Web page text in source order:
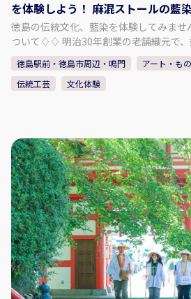
を体験しよう！ 麻混ストールの藍
徳島の伝統文化、藍染を体験してみませんか？ ♢♢長
ついて♢♢ 明治30年創業の老舗織元で、
まで全工程を一貫作業で手掛けておりま
「阿波しじら織」という生地の製造に加
っております。 中でも天然の阿波藍染め
は「阿波正藍しじら織」と称され、伝
だけの麻混ストールを染め上げる事がで
見学にお越し下さい。 - - - - - - - - - - - プラン内容 - - - - - - - - -
- - - - - 麻混ストール（1枚）の藍染体験 ・通気性の良い、夏
や普段使いにぴったりの生地です。 ・
めることができます。 ・思い通りの模
るよう、スタッフが丁寧にレクチャー
がった作品は、当日お持ち帰りいただけます。 「阿
織」工場内見学 ・伝統工芸品「阿波し
案内いたします。 ・歴史ある木造建築
は珍しい手織機の体験をすることができます。 【集合
尾織布 〒779-3121 徳島県徳島市国府
徳島駅前・徳島市周辺・鳴門
アート・も
伝統工芸
文化体験